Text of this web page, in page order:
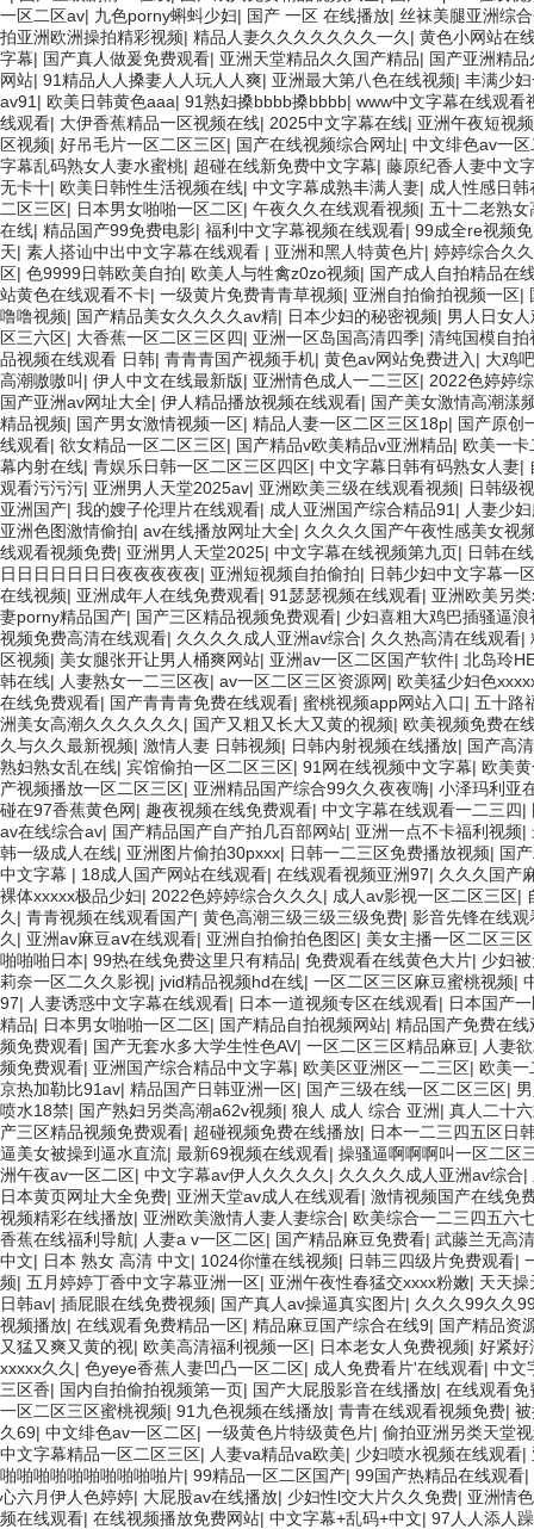
一区二区av| 九色porny蝌蚪少妇| 国产 一区 在线播放| 丝袜美腿亚洲综
拍亚洲欧洲操拍精彩视频| 精品人妻久久久久久久久一久 | 黄色小网站在
字幕| 国产真人做爰免费观看| 亚洲天堂精品久久国产精品| 国产亚洲精
网站| 91精品人人搡妻人人玩人人爽| 亚洲最大第八色在线视频| 丰满少
av91 | 欧美日韩黄色aaa| 91熟妇搡bbbb搡bbbb| www中文字幕在线观看
线观看| 大伊香蕉精品一区视频在线| 2025中文字幕在线| 亚洲午夜短视
区视频| 好吊毛片一区二区三区| 国产在线视频综合网址| 中文绯色av一区
字幕乱码熟女人妻水蜜桃| 超碰在线新免费中文字幕| 藤原纪香人妻中文
无卡十| 欧美日韩性生活视频在线| 中文字幕成熟丰满人妻| 成人性感日韩
二区三区| 日本男女啪啪一区二区| 午夜久久在线观看视频| 五十二老熟女
在线| 精品国产99免费电影| 福利中文字幕视频在线观看| 99成全re视频
天| 素人搭讪中出中文字幕在线观看 | 亚洲和黑人特黄色片| 婷婷综合久
区| 色9999日韩欧美自拍| 欧美人与牲禽z0zo视频| 国产成人自拍精品在
站黄色在线观看不卡| 一级黄片免费青青草视频| 亚洲自拍偷拍视频一区|
噜噜视频| 国产精品美女久久久久av精| 日本少妇的秘密视频| 男人日女
区三六区| 大香蕉一区二区三区四| 亚洲一区岛国高清四季| 清纯国模自
品视频在线观看 日韩| 青青青国产视频手机| 黄色av网站免费进入 | 大鸡
高潮嗷嗷叫 | 伊人中文在线最新版| 亚洲情色成人一二三区| 2022色婷婷
国产亚洲av网址大全| 伊人精品播放视频在线观看| 国产美女激情高潮漾
精品视频| 国产男女激情视频一区| 精品人妻一区二区三区18p| 国产原创
线观看| 欲女精品一区二区三区| 国产精品v欧美精品v亚洲精品| 欧美一卡
幕内射在线| 青娱乐日韩一区二区三区四区| 中文字幕日韩有码熟女人妻|
观看污污污| 亚洲男人天堂2025av| 亚洲欧美三级在线观看视频| 日韩级
亚洲国产| 我的嫂子伦理片在线观看| 成人亚洲国产综合精品91 | 人妻少
亚洲色图激情偷拍| av在线播放网址大全| 久久久久国产午夜性感美女视
线观看视频免费| 亚洲男人天堂2025| 中文字幕在线视频第九页| 日韩在
日日日日日日日夜夜夜夜夜| 亚洲短视频自拍偷拍| 日韩少妇中文字幕一
在线视频| 亚洲成年人在线免费观看| 91瑟瑟视频在线观看| 亚洲欧美另
妻porny精品国产| 国产三区精品视频免费观看| 少妇喜粗大鸡巴插骚逼浪
视频免费高清在线观看| 久久久久成人亚洲av综合| 久久热高清在线观看|
区视频| 美女腿张开让男人桶爽网站| 亚洲av一区二区国产软件| 北岛玲
韩在线| 人妻熟女一二三区夜| av一区二区三区资源网| 欧美猛少妇色
在线免费观看| 国产青青青免费在线观看| 蜜桃视频app网站入口| 五十路
洲美女高潮久久久久久久 | 国产又粗又长大又黄的视频| 欧美视频免费在
久与久久最新视频| 激情人妻 日韩视频| 日韩内射视频在线播放| 国产高
熟妇熟女乱在线| 宾馆偷拍一区二区三区| 91网在线视频中文字幕| 欧美
产视频播放一区二区三区| 亚洲精品国产综合99久久夜夜嗨| 小泽玛利亚
碰在97香蕉黄色网| 趣夜视频在线免费观看| 中文字幕在线观看一二三四|
av在线综合av| 国产精品国产自产拍几百部网站| 亚洲一点不卡福利视频|
韩一级成人在线| 亚洲图片偷拍30pxxx| 日韩一二三区免费播放视频| 国
中文字幕 | 18成人国产网站在线观看| 在线观看视频亚洲97| 久久久国产
裸体xxxxx极品少妇| 2022色婷婷综合久久久 | 成人av影视一区二区三区|
久 | 青青视频在线观看国产| 黄色高潮三级三级三级免费| 影音先锋在线观
久 | 亚洲av麻豆aⅴ在线观看| 亚洲自拍偷拍色图区| 美女主播一区二区三区
啪啪啪日本| 99热在线免费这里只有精品| 免费观看在线黄色大片| 少妇
莉奈一区二久久影视| jvid精品视频hd在线| 一区二区三区麻豆蜜桃视频|
97| 人妻诱惑中文字幕在线观看| 日本一道视频专区在线观看| 日本国产
精品| 日本男女啪啪一区二区| 国产精品自拍视频网站| 精品国产免费在线
频免费观看| 国产无套水多大学生性色AV| 一区二区三区精品麻豆| 人妻
频免费观看| 亚洲国产综合精品中文字幕| 欧美区亚洲区一二三区| 欧美一
京热加勒比91av| 精品国产日韩亚洲一区| 国产三级在线一区二区三区|
喷水18禁| 国产熟妇另类高潮a62v视频| 狼人 成人 综合 亚洲| 真人二十
产三区精品视频免费观看| 超碰视频免费在线播放| 日本一二三四五区日
逼美女被操到逼水直流| 最新69视频在线观看| 操骚逼啊啊啊叫一区二区
洲午夜av一区二区| 中文字幕av伊人久久久久 | 久久久久成人亚洲av综合|
日本黄页网址大全免费| 亚洲天堂av成人在线观看| 激情视频国产在线免
视频精彩在线播放| 亚洲欧美激情人妻人妻综合| 欧美综合一二三四五六
香蕉在线福利导航| 人妻a v一区二区| 国产精品麻豆免费看| 武藤兰无高
中文| 日本 熟女 高清 中文| 1024你懂在线视频| 日韩三四级片免费观看|
频| 五月婷婷丁香中文字幕亚洲一区| 亚洲午夜性春猛交xxxx粉嫩| 天天操
日韩av| 插屁眼在线免费视频| 国产真人av操逼真实图片| 久久久99久久
视频播放| 在线观看免费精品一区| 精品麻豆国产综合在线9| 国产精品资
又猛又爽又黄的视| 欧美高清福利视频一区| 日本老女人免费视频| 好紧好
xxxxx久久 | 色yeye香蕉人妻凹凸一区二区| 成人免费看片'在线观看| 中文
三区香| 国内自拍偷拍视频第一页| 国产大屁股影音在线播放| 在线观看免
一区二区三区蜜桃视频| 91九色视频在线播放| 青青在线观看视频免费|
久69| 中文绯色av一区二区| 一级黄色片特级黄色片| 偷拍亚洲另类天堂
中文字幕精品一区二区三区| 人妻va精品va欧美| 少妇喷水视频在线观看|
啪啪啪啪啪啪啪啪啪啪片| 99精品一区二区国产| 99国产热精品在线观看|
心六月伊人色婷婷| 大屁股av在线播放| 少妇性l交大片久久免费| 亚洲情
频在线观看| 在线视频播放免费网站| 中文字幕+乱码+中文| 97人人添人